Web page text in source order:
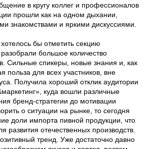
в кругу коллег и профессионалов
прошли как на одном дыхании,
знакомствами и яркими дискуссиями.
бы отметить секцию
большое количество
Сильные спикеры, новые знания и, как
польза для всех участников, вне
Получила хороший отклик аудитории
куда вошли различные
бренд-стратегии до мотивации
о ситуации на рынке, то сегодня
доли импорта пивной продукции, что
развития отечественных производств.
тренд. Уже достаточно давно